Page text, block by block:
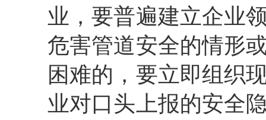
业，要普遍建立企业
危害管道安全的情形
困难的，要立即组织
业对口头上报的安全